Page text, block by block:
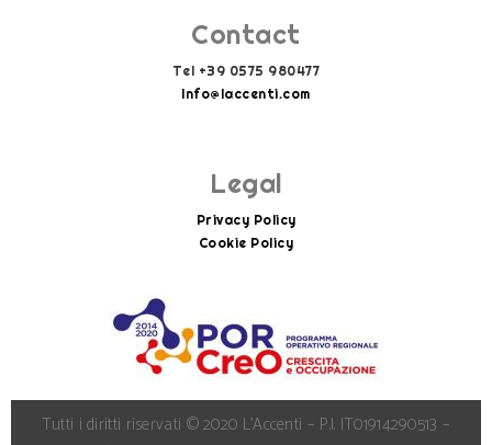
Contact
Tel +39 0575 980477
Info@laccenti.com
Legal
Privacy Policy
Cookie Policy
Tutti i diritti riservati © 2020 L’Accenti – P.I. IT01914290513 –